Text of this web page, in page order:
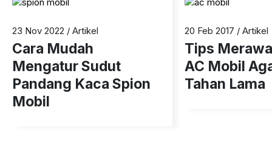
1
23 Nov 2022 / Artikel
Cara Mudah
Mengatur Sudut
Pandang Kaca Spion
Mobil
2
20 Feb 2017 / Artikel
Tips
AC Mobil
Tahan Lama